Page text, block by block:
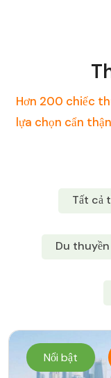
Hơn 200 chiếc
lựa chọn cẩn
Tất cả
Du thuyền
Nổi bật